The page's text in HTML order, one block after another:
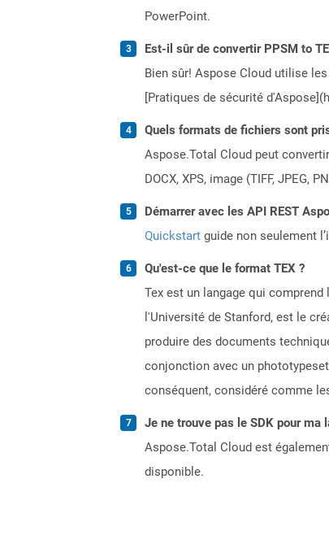
PowerPoint.
Est-il sûr de convertir PPSM to
Bien sûr! Aspose Cloud utilise
[Pratiques de sécurité
Quels formats de fichiers sont
Aspose.Total Cloud peut
DOCX, XPS, image (TIFF, JPEG,
Démarrer avec les API REST
Quickstart guide non seulement
Qu'est-ce que le format TEX ?
Tex est un langage qui
l'Université de Stanford, est le
produire des documents
conjonction avec un
conséquent, considéré comme
Je ne trouve pas le SDK pour ma
Aspose.Total Cloud est
disponible.